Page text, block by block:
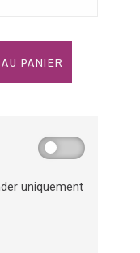
PANIER
uniquement